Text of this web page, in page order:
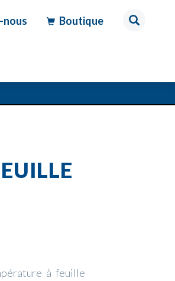
Boutique
à feuille